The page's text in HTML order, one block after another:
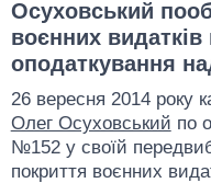
Осуховський
воєнних видатків
оподаткування
26 вересня 2014 року
Олег Осуховський по
№152 у своїй
покриття воєнних